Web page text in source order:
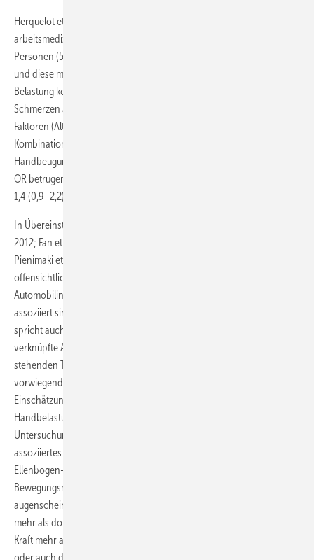
Herquelot et al. (2013) haben in einer regionalen
arbeitsmedizinischen Untersuchung Freiwilliger in Frankreich (3710
Personen (58 % Männer) zwischen 2002 und 2005 vorgenommen
und diese mit der Erfassung der Selbstangaben über die körperliche
Belastung kombiniert. Insgesamt hatten 10,5 % der Untersuchten
Schmerzen an einem lateralen Epikondylus. Neben individuellen
Faktoren (Alter, BMI) hatte die empfundene Anstrengung in
Kombination mit Beugung/Streckung des Ellenbogens bzw. mit der
Handbeugung hohe Risiken für symptomatische Epikondylitiden: Die
OR betrugen bei Männern 2,6 (1,9–3,7) bzw. 5,6 (2,8–11,3), bei Frauen
1,4 (0,9–2,2) bzw. 2,9 (1,3–6,5).
In Übereinstimmung mit der Literatur (Ahmad et al. 2013; Barrero et al.
2012; Fan et al. 2009, 2014; Molteni et al. 1996; Ono et al. 1998;
Pienimaki et al. 2011) fanden wir auch in unserer Untersuchung, dass
offensichtlich körperlich schwere handbelastende Tätigkeiten (z. B.
Automobilindustrie oder Baugewerbe) häufiger mit einer Epikondylitis
assoziiert sind als dies bei anderen Berufsgruppen der Fall ist. Dafür
spricht auch die indirekt mit konkreten Hand-Arm-Belastungen
verknüpfte Assoziation, dass Werktätige mit einer vorwiegend
stehenden Tätigkeit häufiger als diejenigen, die bei der Arbeit
vorwiegend sitzen, unter der Erkrankung leiden. Die subjektive
Einschätzung von Leistungsdruck, Schulter-, Ellenbogen- und
Handbelastungen hingegen konnte, anders als in den
Untersuchungen von (van Rijn et al. 2009), nicht als Epikondylitis-
assoziiertes Risiko identifiziert werden. Betrachtet man einzelne
Ellenbogen- und Handbelastungen nach dem jeweiligen
Bewegungsmuster, so sind die Zusammenhänge bei den Männern
augenscheinlicher als bei den Frauen. Als signifikante Faktoren, d. h.
mehr als doppeltes Risiko, konnten wir die Notwendigkeit, maximale
Kraft mehr als eine Stunde pro Tag aufzuwenden, rezidive Tätigkeiten
oder auch das Festklopfen von Werkstücken mit dem Handballen links